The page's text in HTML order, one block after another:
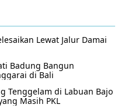
Lewat Jalur Damai
Badung Bangun
di Bali
Tenggelam di Labuan Bajo
Masih PKL